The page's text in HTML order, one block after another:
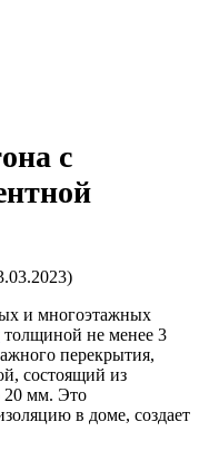
с
и многоэтажных
толщиной не менее 3
перекрытия,
состоящий из
20 мм. Это
в доме, создает